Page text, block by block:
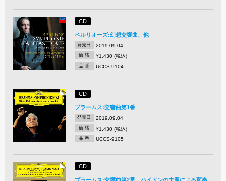
CD
ベルリオーズ:幻想交響曲、他
発売日 2019.09.04
価 格 ¥1,430 (税込)
品 番 UCCS-9104
CD
ブラームス:交響曲第1番
発売日 2019.09.04
価 格 ¥1,430 (税込)
品 番 UCCS-9105
CD